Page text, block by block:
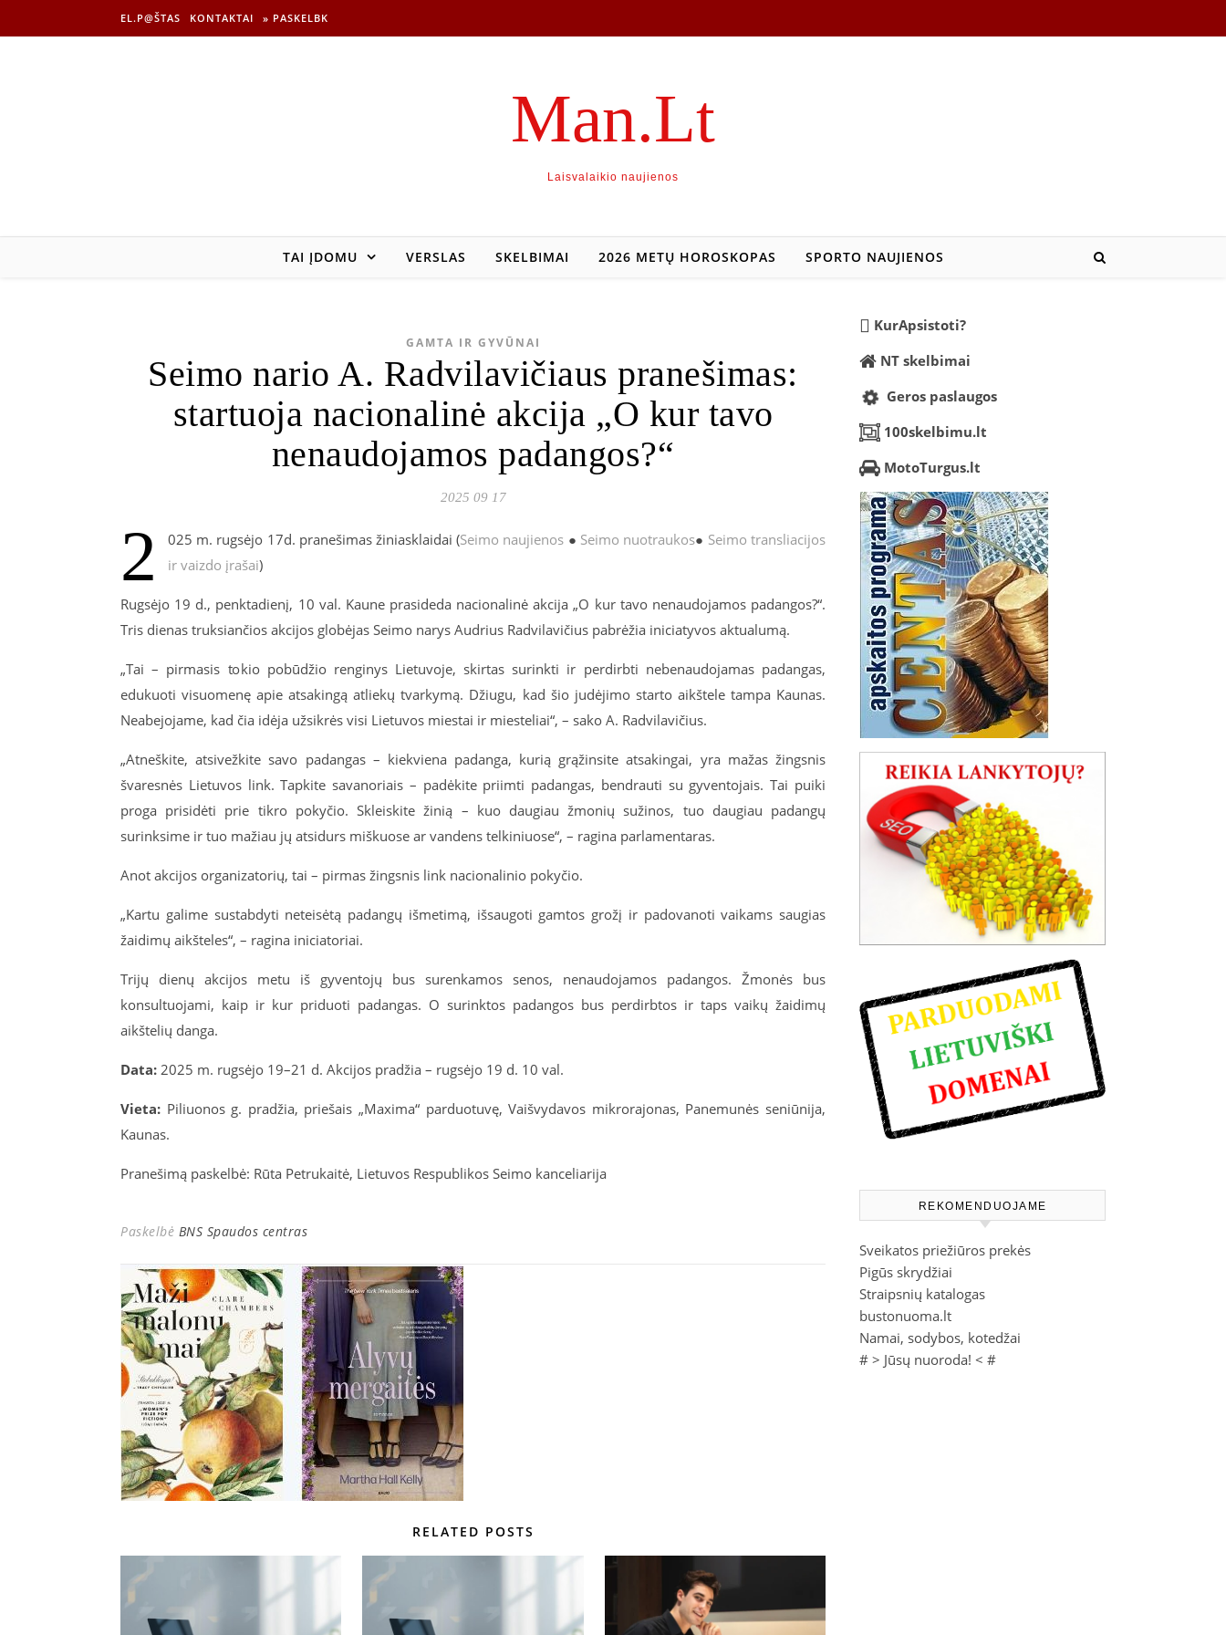
EL.P@ŠTAS KONTAKTAI » PASKELBK
Man.Lt
Laisvalaikio naujienos
TAI ĮDOMU VERSLAS SKELBIMAI 2026 METŲ HOROSKOPAS SPORTO NAUJIENOS
GAMTA IR GYVŪNAI
Seimo nario A. Radvilavičiaus pranešimas:
startuoja nacionalinė akcija „O kur tavo
nenaudojamos padangos?“
2025 09 17
2 025 m. rugsėjo 17d. pranešimas žiniasklaidai (Seimo naujienos ● Seimo nuotraukos● Seimo transliacijos
ir vaizdo įrašai)
Rugsėjo 19 d., penktadienį, 10 val. Kaune prasideda nacionalinė akcija „O kur tavo nenaudojamos padangos?“.
Tris dienas truksiančios akcijos globėjas Seimo narys Audrius Radvilavičius pabrėžia iniciatyvos aktualumą.
„Tai – pirmasis tokio pobūdžio renginys Lietuvoje, skirtas surinkti ir perdirbti nebenaudojamas padangas,
edukuoti visuomenę apie atsakingą atliekų tvarkymą. Džiugu, kad šio judėjimo starto aikštele tampa Kaunas.
Neabejojame, kad čia idėja užsikrės visi Lietuvos miestai ir miesteliai“, – sako A. Radvilavičius.
„Atneškite, atsivežkite savo padangas – kiekviena padanga, kurią grąžinsite atsakingai, yra mažas žingsnis
švaresnės Lietuvos link. Tapkite savanoriais – padėkite priimti padangas, bendrauti su gyventojais. Tai puiki
proga prisidėti prie tikro pokyčio. Skleiskite žinią – kuo daugiau žmonių sužinos, tuo daugiau padangų
surinksime ir tuo mažiau jų atsidurs miškuose ar vandens telkiniuose“, – ragina parlamentaras.
Anot akcijos organizatorių, tai – pirmas žingsnis link nacionalinio pokyčio.
„Kartu galime sustabdyti neteisėtą padangų išmetimą, išsaugoti gamtos grožį ir padovanoti vaikams saugias
žaidimų aikšteles“, – ragina iniciatoriai.
Trijų dienų akcijos metu iš gyventojų bus surenkamos senos, nenaudojamos padangos. Žmonės bus
konsultuojami, kaip ir kur priduoti padangas. O surinktos padangos bus perdirbtos ir taps vaikų žaidimų
aikštelių danga.
Data: 2025 m. rugsėjo 19–21 d. Akcijos pradžia – rugsėjo 19 d. 10 val.
Vieta: Piliuonos g. pradžia, priešais „Maxima“ parduotuvę, Vaišvydavos mikrorajonas, Panemunės seniūnija,
Kaunas.
Pranešimą paskelbė: Rūta Petrukaitė, Lietuvos Respublikos Seimo kanceliarija
Paskelbė BNS Spaudos centras
RELATED POSTS
KurApsistoti?
NT skelbimai
Geros paslaugos
100skelbimu.lt
MotoTurgus.lt
REKOMENDUOJAME
Sveikatos priežiūros prekės
Pigūs skrydžiai
Straipsnių katalogas
bustonuoma.lt
Namai, sodybos, kotedžai
# > Jūsų nuoroda! < #